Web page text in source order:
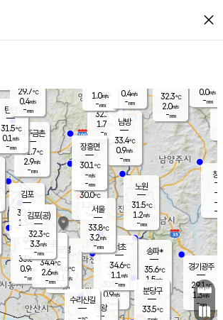
close
양주
32.1℃
1.7
-mm
과천
30.9℃
0.9m/s
- mm
경기광주
29.1℃
1.3m/s
-mm
파주금촌
31.7℃
2.9m/s
-mm
32.3℃
2.0m/s
-mm
창
-
-m/
-
탄현
31.5℃
0.1 m/s
-mm
0.0m/s
-mm
의왕
김포
32.1℃
1.5 m/s
mm
광명
34.6 ℃
2.1 m/s
-mm
부천
33.6℃
0.9m/s
-mm
구로
34.4℃
2.6m/s
-mm
은평
30.0℃
1.2 m/s
- mm
노원
31.5℃
1.2m/s
-mm
송파*
35.6℃
1.5m/s
-mm
서초
34.6℃
1.1 m/s
-mm
남방
33.4℃
0.9m/s
-mm
수리산길
분당구
33.5℃
장흥면
30.1℃
-m/s
-mm
1.0m/s
-mm
김포(공)
32.3℃
3.3m/s
-mm
서울
33.8℃
3.2m/s
-mm
29.7℃
0.4m/s
-mm
0.4m/s
-mm